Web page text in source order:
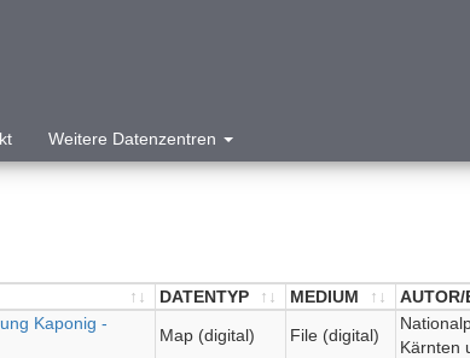
Weitere Datenzentren
DATENTYP MEDIUM AUTOR/
AUTOR/
Kaponig -
Map (digital) File (digital)
Kärnten